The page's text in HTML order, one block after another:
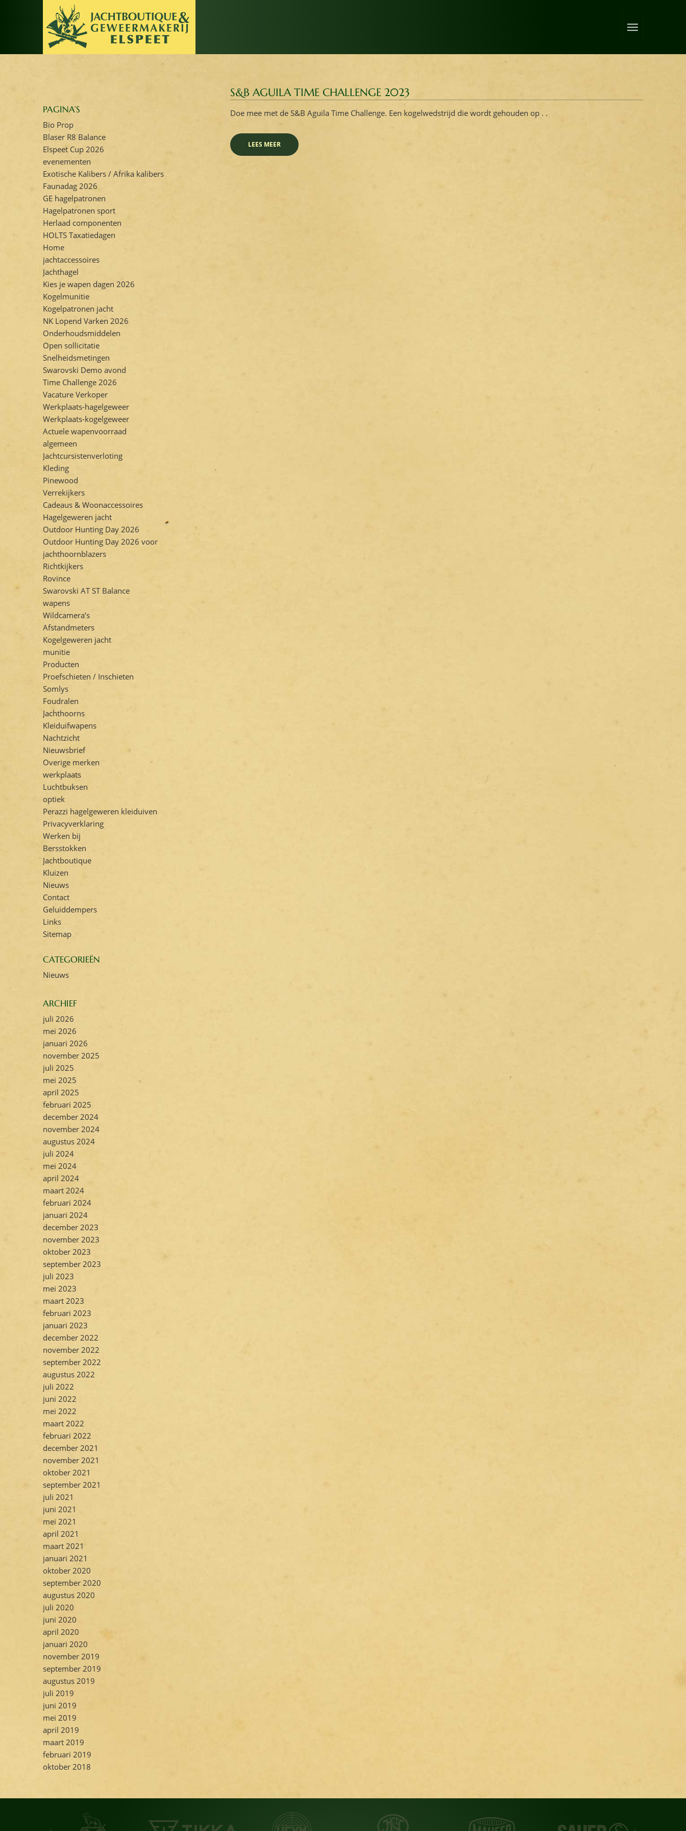
S&B AGUILA TIME CHALLENGE 2023
Doe mee met de S&B Aguila Time Challenge. Een kogelwedstrijd die wordt gehouden op . .
LEES MEER
PAGINA’S
Bio Prop
Blaser R8 Balance
Elspeet Cup 2026
evenementen
Exotische Kalibers / Afrika kalibers
Faunadag 2026
GE hagelpatronen
Hagelpatronen sport
Herlaad componenten
HOLTS Taxatiedagen
Home
jachtaccessoires
Jachthagel
Kies je wapen dagen 2026
Kogelmunitie
Kogelpatronen jacht
NK Lopend Varken 2026
Onderhoudsmiddelen
Open sollicitatie
Snelheidsmetingen
Swarovski Demo avond
Time Challenge 2026
Vacature Verkoper
Werkplaats-hagelgeweer
Werkplaats-kogelgeweer
Actuele wapenvoorraad
algemeen
Jachtcursistenverloting
Kleding
Pinewood
Verrekijkers
Cadeaus & Woonaccessoires
Hagelgeweren jacht
Outdoor Hunting Day 2026
Outdoor Hunting Day 2026 voor
jachthoornblazers
Richtkijkers
Rovince
Swarovski AT ST Balance
wapens
Wildcamera’s
Afstandmeters
Kogelgeweren jacht
munitie
Producten
Proefschieten / Inschieten
Somlys
Foudralen
Jachthoorns
Kleiduifwapens
Nachtzicht
Nieuwsbrief
Overige merken
werkplaats
Luchtbuksen
optiek
Perazzi hagelgeweren kleiduiven
Privacyverklaring
Werken bij
Bersstokken
Jachtboutique
Kluizen
Nieuws
Contact
Geluiddempers
Links
Sitemap
CATEGORIEËN
Nieuws
ARCHIEF
juli 2026
mei 2026
januari 2026
november 2025
juli 2025
mei 2025
april 2025
februari 2025
december 2024
november 2024
augustus 2024
juli 2024
mei 2024
april 2024
maart 2024
februari 2024
januari 2024
december 2023
november 2023
oktober 2023
september 2023
juli 2023
mei 2023
maart 2023
februari 2023
januari 2023
december 2022
november 2022
september 2022
augustus 2022
juli 2022
juni 2022
mei 2022
maart 2022
februari 2022
december 2021
november 2021
oktober 2021
september 2021
juli 2021
juni 2021
mei 2021
april 2021
maart 2021
januari 2021
oktober 2020
september 2020
augustus 2020
juli 2020
juni 2020
april 2020
januari 2020
november 2019
september 2019
augustus 2019
juli 2019
juni 2019
mei 2019
april 2019
maart 2019
februari 2019
oktober 2018